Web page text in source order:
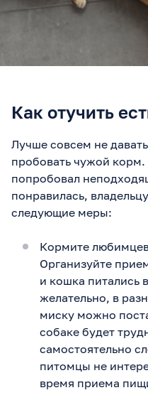
Как отучить
Лучше совсем не
пробовать чужой
попробовал
понравилась,
следующие меры:
Кормите
Организуйте
и кошка питались
желательно, в
миску можно
собаке будет
самостоятельно
питомцы не
время приема